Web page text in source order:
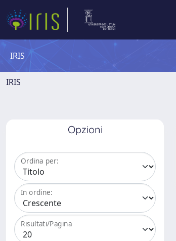
IRIS
IRIS
Opzioni
Ordina per:
In ordine:
Risultati/Pagina